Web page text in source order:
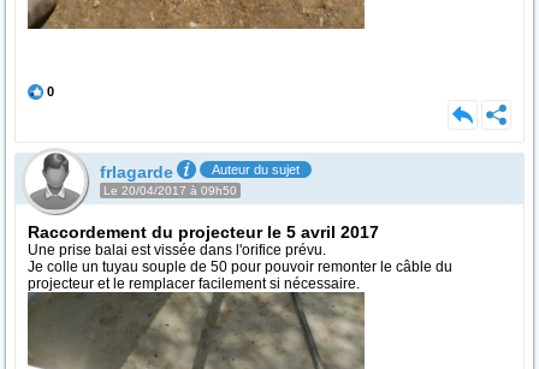
0
frlagarde Auteur du sujet
Le 20/04/2017 à 09h50
Raccordement du projecteur le 5 avril 2017
Une prise balai est vissée dans l'orifice prévu.
Je colle un tuyau souple de 50 pour pouvoir remonter le câble du
projecteur et le remplacer facilement si nécessaire.